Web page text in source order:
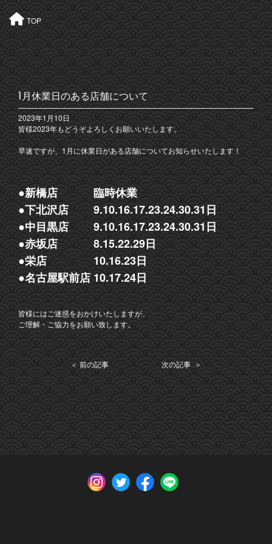
TOP
1月休業日のある店舗について
2023年1月10日
皆様2023年もどうぞよろしくお願いいたします。
早速ですが、1月に休業日がある店舗についてお知らせいたします！
●新橋店 臨時休業
●下北沢店 9.10.16.17.23.24.30.31日
●中目黒店 9.10.16.17.23.24.30.31日
●赤坂店 8.15.22.29日
●栄店 10.16.23日
●名古屋駅前店 10.17.24日
皆様にはご迷惑をおかけいたしますが、
ご理解・ご協力をお願い致します。
＜ 前の記事 次の記事 ＞